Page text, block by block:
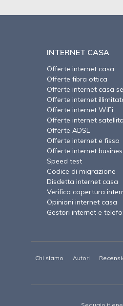
INTERNET CASA
Offerte internet casa
Offerte fibra ottica
Offerte internet casa
Offerte internet
Offerte internet WiFi
Offerte internet
Offerte ADSL
Offerte internet e fisso
Offerte internet
Speed test
Codice di migrazione
Disdetta internet casa
Verifica copertura
Opinioni internet casa
Gestori internet e
Chi siamo Autori